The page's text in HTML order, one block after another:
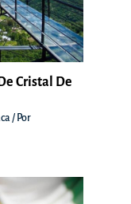
Cristal De
/ Por